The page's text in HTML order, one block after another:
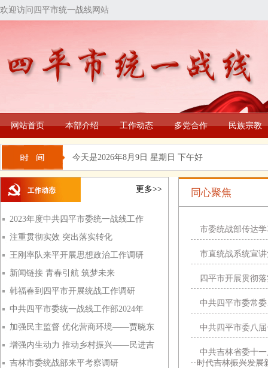
欢迎访问四平市统一战线网站
网站首页 本部介绍 工作动态 多党合作 民族宗教
今天是2026年8月9日 星期日 下午好
更多>>
2023年度中共四平市委统一战线工作
注重贯彻实效 突出落实转化
王刚率队来平开展思想政治工作调研
新闻链接 青春引航 筑梦未来
韩福春到四平市开展统战工作调研
中共四平市委统一战线工作部2024年
加强民主监督 优化营商环境——贾晓东
增强内生动力 推动乡村振兴——民进吉
吉林市委统战部来平考察调研
同心聚焦
市委统战部传达
市直统战系统宣
四平市开展贯彻
中共四平市委常
中共四平市委八
中共吉林省委十
时代吉林振兴发展